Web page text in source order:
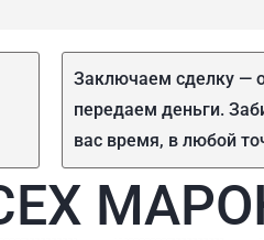
Заключаем сделку —
передаем деньги.
вас время, в любой